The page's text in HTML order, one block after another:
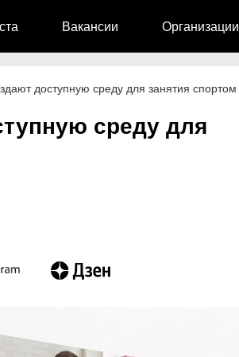
Вакансии Организации
доступную среду для занятия спортом
среду для